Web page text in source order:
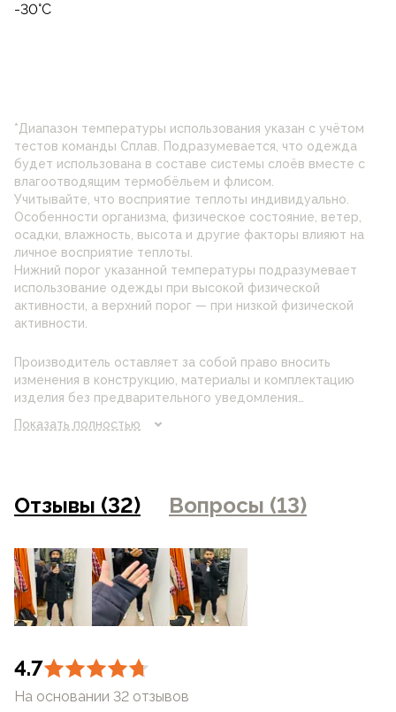
-30°C
*Диапазон температуры использования указан с учётом
тестов команды Сплав. Подразумевается, что одежда
будет использована в составе системы слоёв вместе с
влагоотводящим термобёльем и флисом.
Учитывайте, что восприятие теплоты индивидуально.
Особенности организма, физическое состояние, ветер,
осадки, влажность, высота и другие факторы влияют на
личное восприятие теплоты.
Нижний порог указанной температуры подразумевает
использование одежды при высокой физической
активности, а верхний порог — при низкой физической
активности.
Производитель оставляет за собой право вносить
изменения в конструкцию, материалы и комплектацию
изделия без предварительного уведомления
отличаться от реального цвета товара, что связано с
магазинах
Показать полностью
Отзывы (32) Вопросы (13)
4.7
На основании 32 отзывов